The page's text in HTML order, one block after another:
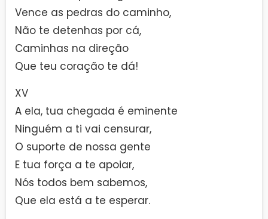
Vence as pedras do caminho,
Não te detenhas por cá,
Caminhas na direção
Que teu coração te dá!
XV
A ela, tua chegada é eminente
Ninguém a ti vai censurar,
O suporte de nossa gente
E tua força a te apoiar,
Nós todos bem sabemos,
Que ela está a te esperar.